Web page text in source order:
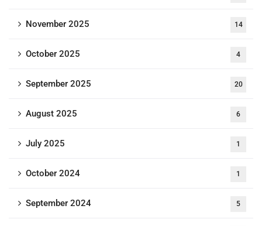
November 2025 14
October 2025 4
September 2025 20
August 2025 6
July 2025 1
October 2024 1
September 2024 5